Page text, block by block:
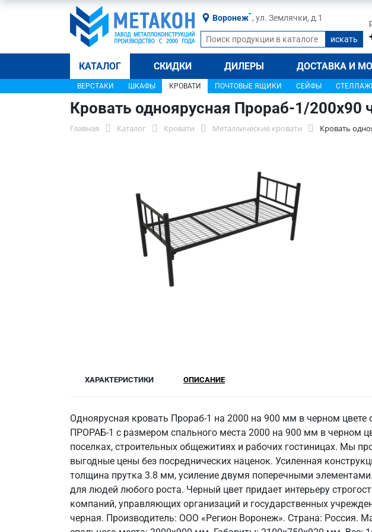
Воронеж , ул. Землячки, д.1
КАТАЛОГ СКИДКИ ДИЛЕРЫ ДОСТАВКА И
ВЕРСТАКИ ШКАФЫ КРОВАТИ ПОЧТОВЫЕ ЯЩИКИ СЕЙФЫ
Кровать одноярусная Прораб-1/200х90
Главная Каталог Кровати Металлические кровати Кровать
ХАРАКТЕРИСТИКИ ОПИСАНИЕ
Одноярусная кровать Прораб-1 на 2000 на 900 мм в черном
ПРОРАБ-1 с размером спального места 2000 на 900 мм в черном
поселках, строительных общежитиях и рабочих гостиницах. Мы
выгодные цены без посреднических наценок. Усиленная
толщина прутка 3.8 мм, усиление двумя поперечными
для людей любого роста. Черный цвет придает интерьеру
компаний, управляющих организаций и государственных
черная. Производитель: ООО «Регион Воронеж». Страна: Россия.